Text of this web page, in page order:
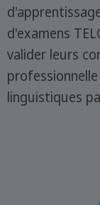
d'examens
valider leurs
linguistiques